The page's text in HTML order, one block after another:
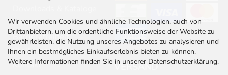
Wir verwenden Cookies und ähnliche Technologien, auch von
Drittanbietern, um die ordentliche Funktionsweise der Website zu
gewährleisten, die Nutzung unseres Angebotes zu analysieren und
Ihnen ein bestmögliches Einkaufserlebnis bieten zu können.
Weitere Informationen finden Sie in unserer Datenschutzerklärung.
Newsletter
Barrierefreiheit
Stellenangebote
Kontakt
VERSAND